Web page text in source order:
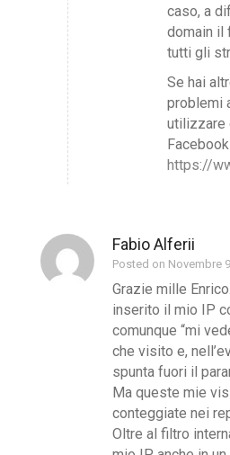
caso, a
domain il
tutti gli
Se hai
problemi
utilizzare
https://
Fabio Alferii
Posted on Novembre
Grazie mille
inserito il mio IP
comunque “mi
che visito e,
spunta fuori il
Ma queste mie
conteggiate nei
Oltre al filtro